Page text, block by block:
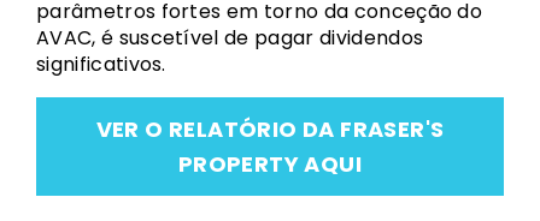
parâmetros fortes em torno da conceção do
AVAC, é suscetível de pagar dividendos
significativos.
VER O RELATÓRIO DA FRASER'S
PROPERTY AQUI